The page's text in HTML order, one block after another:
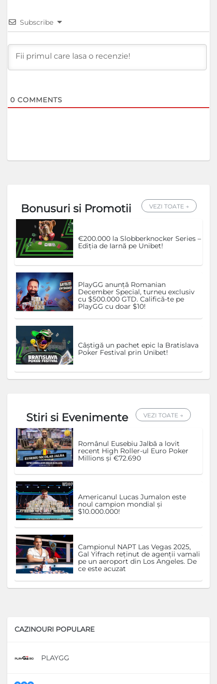
Subscribe
0 COMMENTS
Bonusuri si Promotii VEZI TOATE →
€200.000 la Slobberknocker Series –
Ediția de Iarnă pe Unibet!
PlayGG anunță Romanian
December Special, turneu exclusiv
cu $500.000 GTD. Califică-te pe
PlayGG cu doar $10!
Câștigă un pachet epic la Bratislava
Poker Festival prin Unibet!
Stiri si Evenimente VEZI TOATE →
Românul Eusebiu Jalbă a lovit
recent High Roller-ul Euro Poker
Millions și €72.690
Americanul Lucas Jumalon este
noul campion mondial și
$10.000.000!
Campionul NAPT Las Vegas 2025,
Gal Yifrach reținut de agenții vamali
pe un aeroport din Los Angeles. De
ce este acuzat
CAZINOURI POPULARE
PLAYGG